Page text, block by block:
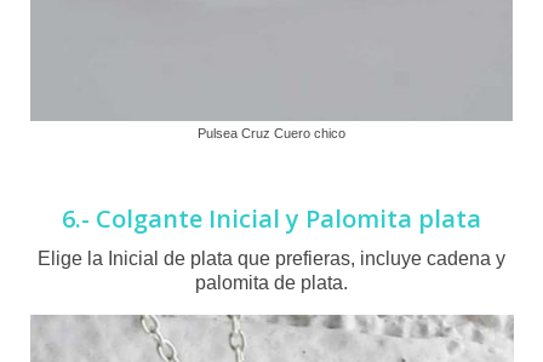
Pulsea Cruz Cuero chico
6.- Colgante Inicial y Palomita plata
Elige la Inicial de plata que prefieras, incluye cadena y
palomita de plata.